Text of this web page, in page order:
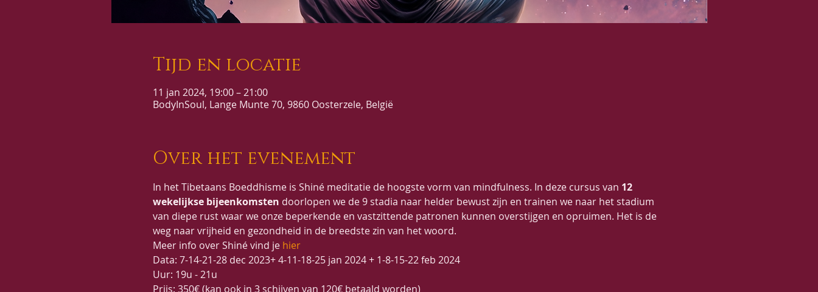
Tijd en locatie
11 jan 2024, 19:00 – 21:00
BodyInSoul, Lange Munte 70, 9860 Oosterzele, België
Over het evenement
In het Tibetaans Boeddhisme is Shiné meditatie de hoogste vorm van mindfulness. In deze cursus van 12
wekelijkse bijeenkomsten doorlopen we de 9 stadia naar helder bewust zijn en trainen we naar het stadium
van diepe rust waar we onze beperkende en vastzittende patronen kunnen overstijgen en opruimen. Het is de
weg naar vrijheid en gezondheid in de breedste zin van het woord.
Meer info over Shiné vind je hier
Data: 7-14-21-28 dec 2023+ 4-11-18-25 jan 2024 + 1-8-15-22 feb 2024
Uur: 19u - 21u
Prijs: 350€ (kan ook in 3 schijven van 120€ betaald worden)